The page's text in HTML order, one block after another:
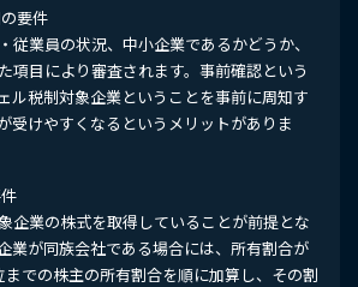
要件
従業員の状況、中小企業であるかどうか、
項目により審査されます。事前確認という
ル税制対象企業ということを事前に周知す
受けやすくなるというメリットがありま
企業の株式を取得していることが前提とな
業が同族会社である場合には、所有割合が
での株主の所有割合を順に加算し、その割